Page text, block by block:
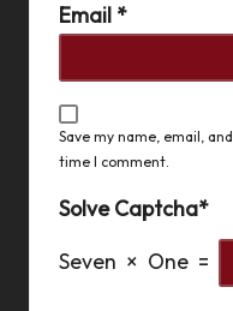
Email *
Save my name, email,
time I comment.
Solve Captcha*
Seven × One =